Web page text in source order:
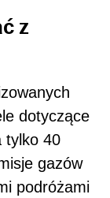
z
dotyczące
tylko 40
gazów
podróżami